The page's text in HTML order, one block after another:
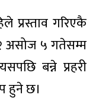
प्रस्ताव गरिएकै
असोज ५ गतेसम्म
बन्ने प्रहरी
हुने छ।